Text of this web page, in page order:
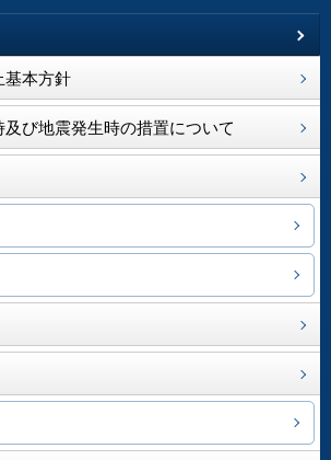
基本方針
び地震発生時の措置について